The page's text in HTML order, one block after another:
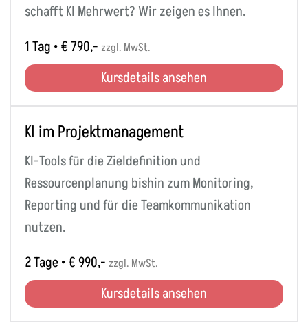
schafft KI Mehrwert? Wir zeigen es Ihnen.
1 Tag • € 790,- zzgl. MwSt.
Kursdetails ansehen
KI im Projektmanagement
KI-Tools für die Zieldefinition und
Ressourcenplanung bishin zum Monitoring,
Reporting und für die Teamkommunikation
nutzen.
2 Tage • € 990,- zzgl. MwSt.
Kursdetails ansehen